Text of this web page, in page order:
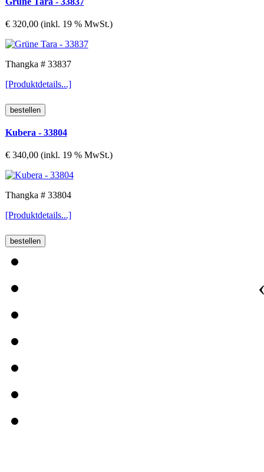
€ 320,00 (inkl. 19 % MwSt.)
Thangka # 33837
[Produktdetails...]
Kubera - 33804
€ 340,00 (inkl. 19 % MwSt.)
Thangka # 33804
[Produktdetails...]